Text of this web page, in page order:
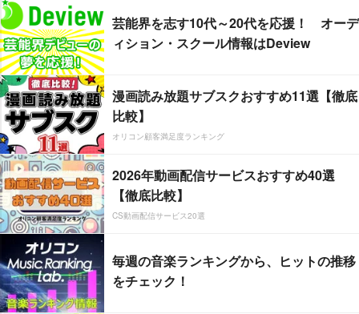
芸能界を志す10代～20代を応援！ オーデ
ィション・スクール情報はDeview
漫画読み放題サブスクおすすめ11選【徹底
比較】
オリコン顧客満足度ランキング
2026年動画配信サービスおすすめ40選
【徹底比較】
CS動画配信サービス20選
毎週の音楽ランキングから、ヒットの推移
をチェック！